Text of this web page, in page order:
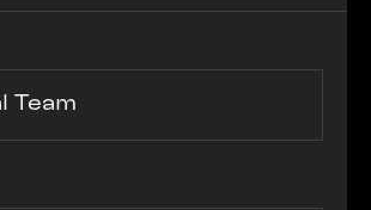
Team